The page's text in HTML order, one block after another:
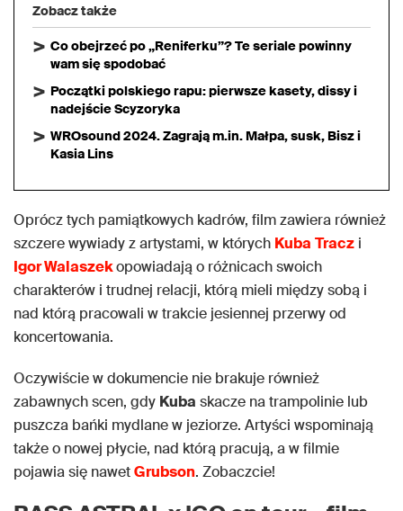
Zobacz także
Co obejrzeć po „Reniferku”? Te seriale powinny
wam się spodobać
Początki polskiego rapu: pierwsze kasety, dissy i
nadejście Scyzoryka
WROsound 2024. Zagrają m.in. Małpa, susk, Bisz i
Kasia Lins
Oprócz tych pamiątkowych kadrów, film zawiera również
szczere wywiady z artystami, w których Kuba Tracz i
Igor Walaszekopowiadają o różnicach swoich
charakterów i trudnej relacji, którą mieli między sobą i
nad którą pracowali w trakcie jesiennej przerwy od
koncertowania.
Oczywiście w dokumencie nie brakuje również
zabawnych scen, gdy Kuba skacze na trampolinie lub
puszcza bańki mydlane w jeziorze. Artyści wspominają
także o nowej płycie, nad którą pracują, a w filmie
pojawia się nawetGrubson. Zobaczcie!